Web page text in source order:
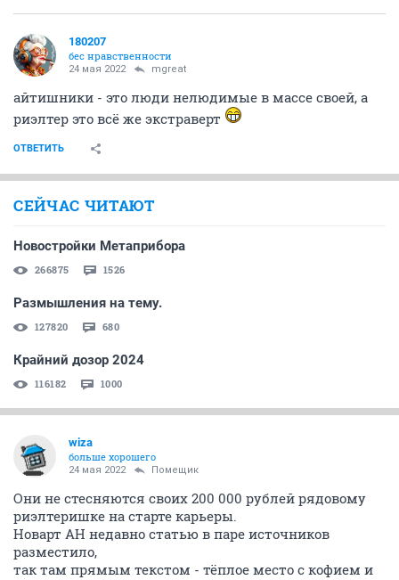
180207
бес нравственности
24 мая 2022 mgreat
айтишники - это люди нелюдимые в массе своей, а
риэлтер это всё же экстраверт
ОТВЕТИТЬ
СЕЙЧАС ЧИТАЮТ
Новостройки Метаприбора
266875 1526
Размышления на тему.
127820 680
Крайний дозор 2024
116182 1000
wiza
больше хорошего
24 мая 2022 Помещик
Они не стесняются своих 200 000 рублей рядовому
риэлтеришке на старте карьеры.
Новарт АН недавно статью в паре источников
разместило,
так там прямым текстом - тёплое место с кофием и